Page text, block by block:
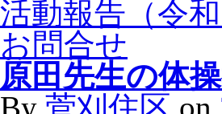
活動報告（令和
お問合せ
原田先生の体